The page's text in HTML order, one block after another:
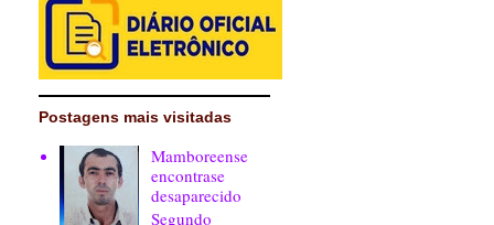
Postagens mais visitadas
Mamboreense
encontrase
desaparecido
Segundo